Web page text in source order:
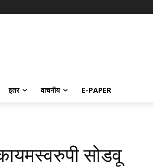
इतर वाचनीय E-PAPER
सोडवू